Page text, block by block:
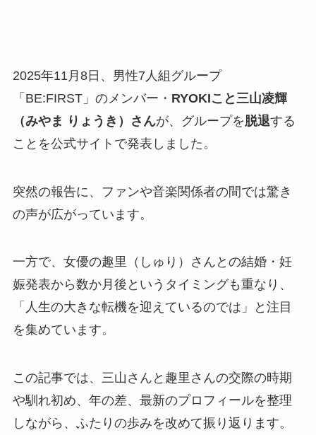
2025年11月8日、男性7人組グループ
「BE:FIRST」のメンバー・ RYOKIこと三山凌輝
（みやま りょうき）さんが、グループを脱退する
ことを公式サイトで発表しました。
突然の報告に、ファンや音楽関係者の間では驚き
の声が広がっています。
一方で、女優の趣里（しゅり）さんとの結婚・妊
娠発表から数か月後というタイミングも重なり、
「人生の大きな転機を迎えているのでは」と注目
を集めています。
この記事では、三山さんと趣里さんの交際の時期
や馴れ初め、年の差、最新のプロフィールを整理
しながら、ふたりの歩みを改めて振り返ります。